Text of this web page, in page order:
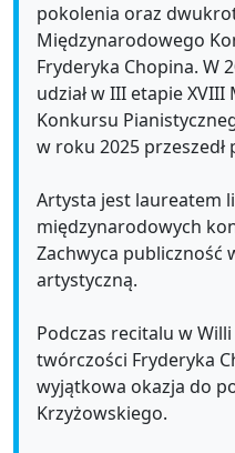
pokolenia oraz
Międzynarodowego
Fryderyka Chopina. W
udział w III etapie
Konkursu
w roku 2025 przeszedł
Artysta jest laureatem
międzynarodowych
Zachwyca publiczność
artystyczną.
Podczas recitalu w Willi
twórczości Fryderyka
wyjątkowa okazja do
Krzyżowskiego.